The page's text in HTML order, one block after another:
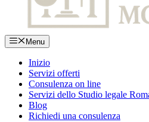
Menu
Inizio
Servizi offerti
Consulenza on line
Servizi dello Studio legale
Blog
Richiedi una consulenza